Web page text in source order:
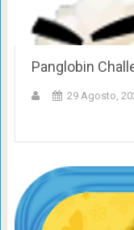
Panglobin
29 Agosto,